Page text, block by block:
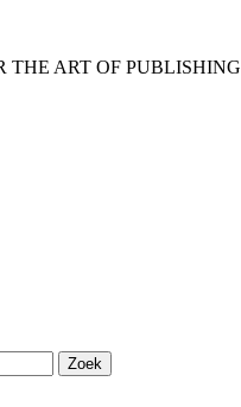
THE ART OF PUBLISHING